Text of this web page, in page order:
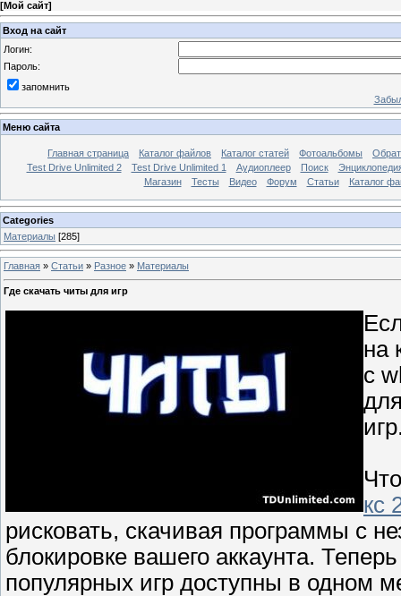
[Мой сайт]
Вход на сайт
Логин:
Пароль:
запомнить
Меню сайта
Главная страница Каталог файлов Каталог статей Фотоальбомы
Test Drive Unlimited 2
Test Drive Unlimited 1 Аудиоплеер Поиск
Магазин
Тесты Видео Форум Статьи Каталог
Categories
Материалы [285]
Главная » Статьи » Разное » Материалы
Где скачать читы для игр
на
с
кс
рисковать, скачивая программы с
блокировке вашего аккаунта.
популярных игр доступны в одном